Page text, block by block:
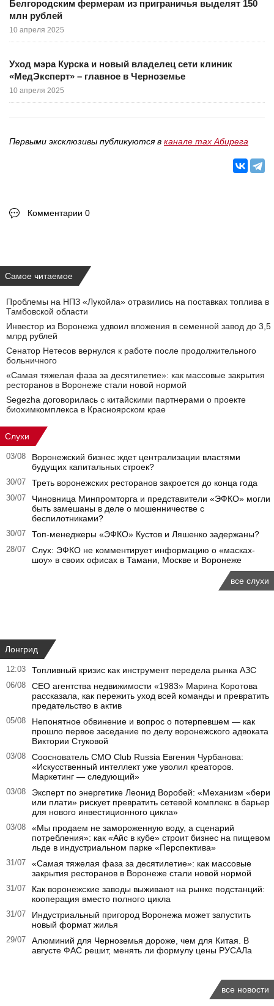
Белгородским фермерам из приграничья выделят 150
млн рублей
10 апреля 2025
Уход мэра Курска и новый владелец сети клиник
«МедЭксперт» – главное в Черноземье
10 апреля 2025
Первыми эксклюзивы публикуются в канале max Абирега
Комментарии 0
Самое читаемое
Проблемы на НПЗ «Лукойла» отразились на поставках топлива в
Тамбовской области
Инвестор из Воронежа удвоил вложения в семенной завод до 3,5
млрд рублей
Сенатор Нетесов вернулся к работе после продолжительного
больничного
«Самая тяжелая фаза за десятилетие»: как массовые закрытия
ресторанов в Воронеже стали новой нормой
Segezha договорилась с китайскими партнерами о проекте
биохимкомплекса в Красноярском крае
Слухи
03/08
Воронежский бизнес ждет централизации властями
будущих капитальных строек?
30/07 Треть воронежских ресторанов закроется до конца года
30/07
Чиновница Минпромторга и представители «ЭФКО» могли
быть замешаны в деле о мошенничестве с
беспилотниками?
30/07 Топ-менеджеры «ЭФКО» Кустов и Ляшенко задержаны?
28/07
Слух: ЭФКО не комментирует информацию о «масках-
шоу» в своих офисах в Тамани, Москве и Воронеже
все слухи
Лонгрид
12:03 Топливный кризис как инструмент передела рынка АЗС
06/08
CEO агентства недвижимости «1983» Марина Коротова
рассказала, как пережить уход всей команды и превратить
предательство в актив
05/08
Непонятное обвинение и вопрос о потерпевшем — как
прошло первое заседание по делу воронежского адвоката
Виктории Стуковой
03/08
Сооснователь CMO Club Russia Евгения Чурбанова:
«Искусственный интеллект уже уволил креаторов.
Маркетинг — следующий»
03/08
Эксперт по энергетике Леонид Воробей: «Механизм «бери
или плати» рискует превратить сетевой комплекс в барьер
для нового инвестиционного цикла»
03/08
«Мы продаем не замороженную воду, а сценарий
потребления»: как «Айс в кубе» строит бизнес на пищевом
льде в индустриальном парке «Перспектива»
31/07
«Самая тяжелая фаза за десятилетие»: как массовые
закрытия ресторанов в Воронеже стали новой нормой
31/07
Как воронежские заводы выживают на рынке подстанций:
кооперация вместо полного цикла
31/07
Индустриальный пригород Воронежа может запустить
новый формат жилья
29/07
Алюминий для Черноземья дороже, чем для Китая. В
августе ФАС решит, менять ли формулу цены РУСАЛа
все новости